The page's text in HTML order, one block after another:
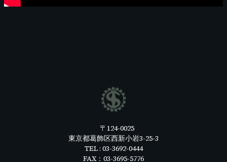
〒124-0025
東京都葛飾区西新小岩3-25-3
TEL : 03-3692-0444
FAX：03-3695-5776